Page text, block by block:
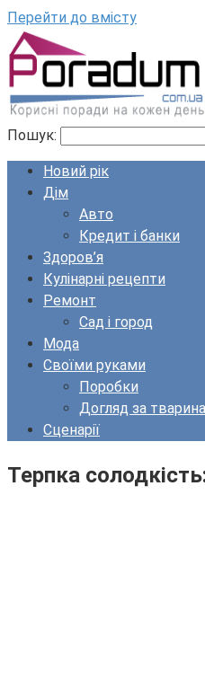
Перейти до вмісту
Пошук:
Новий рік
Дім
Авто
Кредит і банки
Здоров’я
Кулінарні рецепти
Ремонт
Сад і город
Мода
Своїми руками
Поробки
Догляд за
Сценарії
Терпка